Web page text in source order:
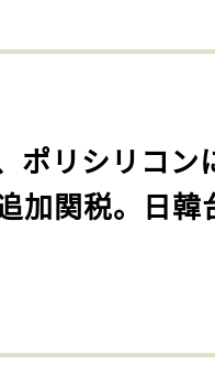
ポリシリコン
加関税。日韓